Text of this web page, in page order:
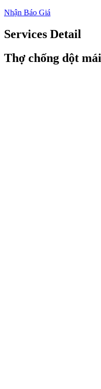
Nhận Báo Giá
Services Detail
Thợ chống dột